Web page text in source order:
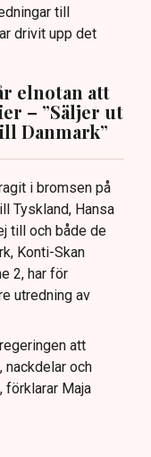
till
drivit upp det
elnotan att
– ”Säljer ut
Danmark”
i bromsen på
Tyskland, Hansa
till och både de
Konti-Skan
2, har för
utredning av
att
nackdelar och
Maja